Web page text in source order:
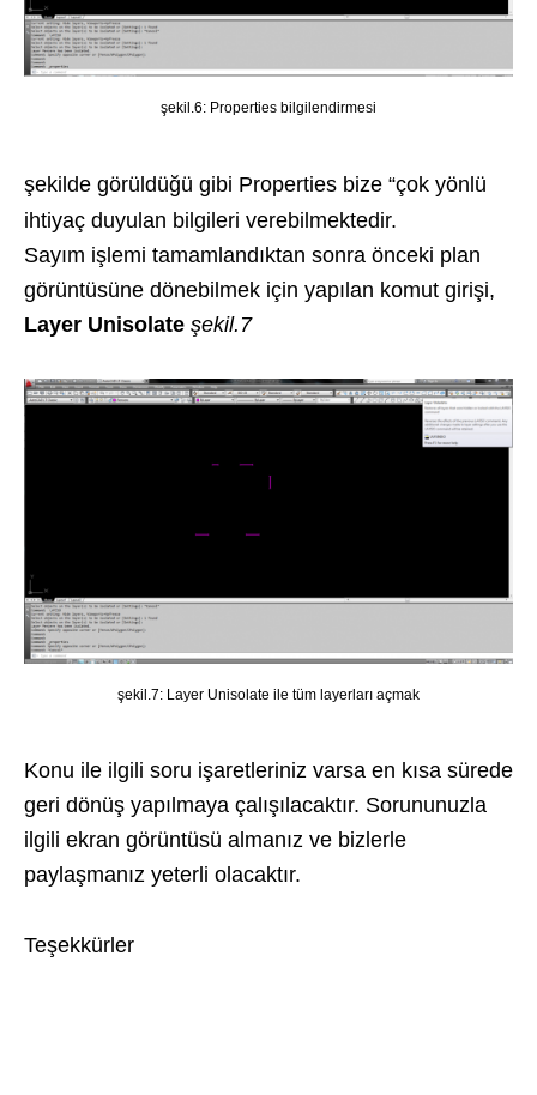
şekil.6: Properties bilgilendirmesi
şekilde görüldüğü gibi Properties bize “çok yönlü
ihtiyaç duyulan bilgileri verebilmektedir.
Sayım işlemi tamamlandıktan sonra önceki plan
görüntüsüne dönebilmek için yapılan komut girişi,
Layer Unisolate şekil.7
şekil.7: Layer Unisolate ile tüm layerları açmak
Konu ile ilgili soru işaretleriniz varsa en kısa sürede
geri dönüş yapılmaya çalışılacaktır. Sorununuzla
ilgili ekran görüntüsü almanız ve bizlerle
paylaşmanız yeterli olacaktır.
Teşekkürler